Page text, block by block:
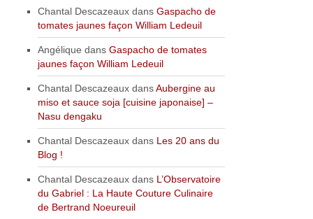
Chantal Descazeaux dansGaspacho de
tomates jaunes façon William Ledeuil
Angélique dansGaspacho de tomates
jaunes façon William Ledeuil
Chantal Descazeaux dansAubergine au
miso et sauce soja [cuisine japonaise] –
Nasu dengaku
Chantal Descazeaux dans Les 20 ans du
Blog !
Chantal Descazeaux dans L’Observatoire
du Gabriel : La Haute Couture Culinaire
de Bertrand Noeureuil